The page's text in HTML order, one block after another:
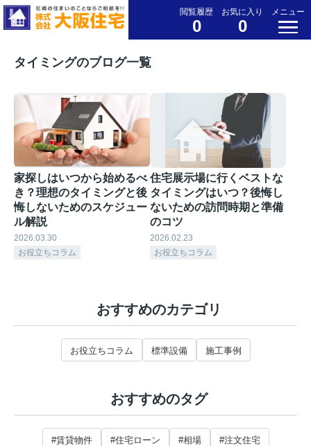
閲覧履歴
0
お気に入り
0
メニュー
タイミングのブログ一覧
家探しはいつから始めるべ
き？理想のタイミングと後
悔しないためのスケジュー
ル解説
2026.03.30
お役立ちコラム
住宅展示場に行くベストな
タイミングはいつ？後悔し
ないための訪問時期と準備
のコツ
2026.02.23
お役立ちコラム
おすすめのカテゴリ
お役立ちコラム 標準設備 施工事例
おすすめのタグ
#賃貸物件 #住宅ローン #相場 #注文住宅